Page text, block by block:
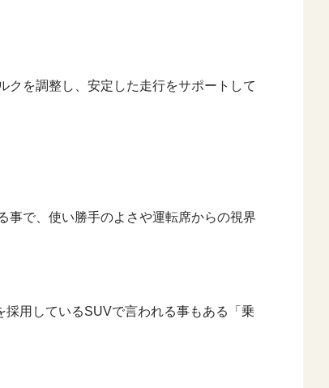
クを調整し、安定した走行をサポートして
事で、使い勝手のよさや運転席からの視界
用しているSUVで言われる事もある「乗